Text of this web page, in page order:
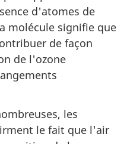
d'atomes de
molécule signifie que
de façon
de l'ozone
les
le fait que l'air